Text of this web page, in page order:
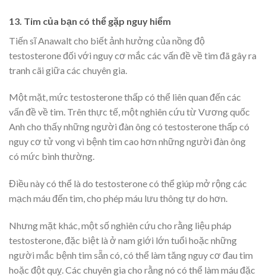
13. Tim của bạn có thể gặp nguy hiểm
Tiến sĩ Anawalt cho biết ảnh hưởng của nồng độ
testosterone đối với nguy cơ mắc các vấn đề về tim đã gây ra
tranh cãi giữa các chuyên gia.
Một mặt, mức testosterone thấp có thể liên quan đến các
vấn đề về tim. Trên thực tế, một nghiên cứu từ Vương quốc
Anh cho thấy những người đàn ông có testosterone thấp có
nguy cơ tử vong vì bệnh tim cao hơn những người đàn ông
có mức bình thường.
Điều này có thể là do testosterone có thể giúp mở rộng các
mạch máu đến tim, cho phép máu lưu thông tự do hơn.
Nhưng mặt khác, một số nghiên cứu cho rằng liệu pháp
testosterone, đặc biệt là ở nam giới lớn tuổi hoặc những
người mắc bệnh tim sẵn có, có thể làm tăng nguy cơ đau tim
hoặc đột quỵ. Các chuyên gia cho rằng nó có thể làm máu đặc